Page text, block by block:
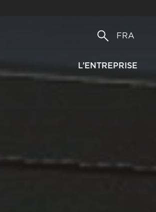
FRA
L’ENTREPRISE